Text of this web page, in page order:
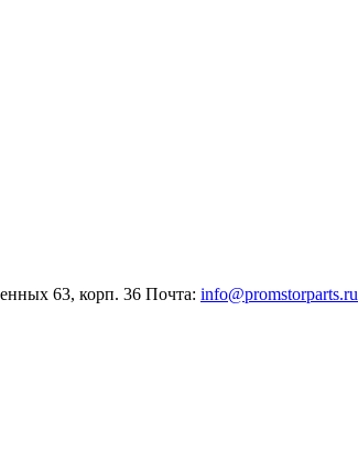
63, корп. 36 Почта: info@promstorparts.ru